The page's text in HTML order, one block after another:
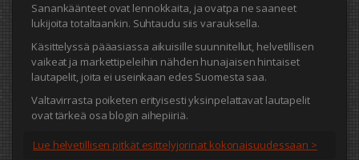
Sanankäänteet ovat lennokkaita, ja ovatpa ne saaneet
lukijoita totaltaankin. Suhtaudu siis varauksella.
Käsittelyssä pääasiassa aikuisille suunnitellut, helvetillisen
vaikeat ja markettipeleihin nähden hunajaisen hintaiset
lautapelit, joita ei useinkaan edes Suomesta saa.
Valtavirrasta poiketen erityisesti yksinpelattavat lautapelit
ovat tärkeä osa blogin aihepiiriä.
Lue helvetillisen pitkät esittelyjorinat kokonaisuudessaan >